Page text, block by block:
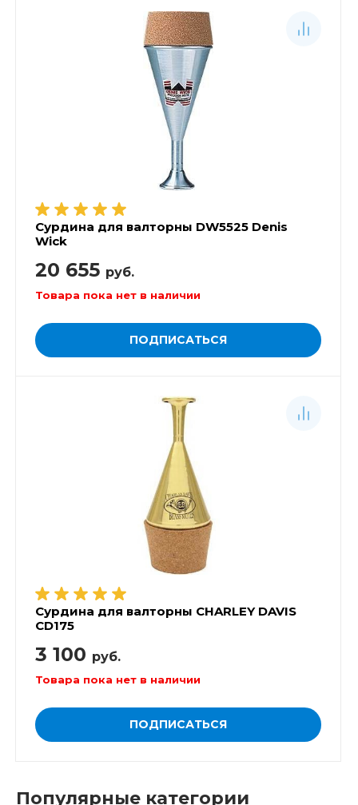
Сурдина для валторны DW5525 Denis
Wick
20 655 руб.
Товара пока нет в наличии
ПОДПИСАТЬСЯ
Сурдина для валторны CHARLEY DAVIS
CD175
3 100 руб.
Товара пока нет в наличии
ПОДПИСАТЬСЯ
Популярные категории